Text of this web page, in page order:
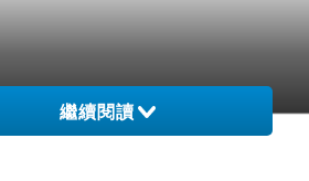
繼續閱讀